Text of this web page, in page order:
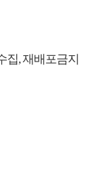
집, 재배포금지